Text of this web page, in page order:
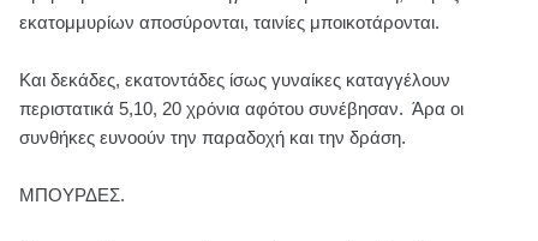
εκατομμυρίων αποσύρονται, ταινίες μποικοτάρονται.
Και δεκάδες, εκατοντάδες ίσως γυναίκες καταγγέλουν
περιστατικά 5,10, 20 χρόνια αφότου συνέβησαν. Άρα οι
συνθήκες ευνοούν την παραδοχή και την δράση.
ΜΠΟΥΡΔΕΣ.